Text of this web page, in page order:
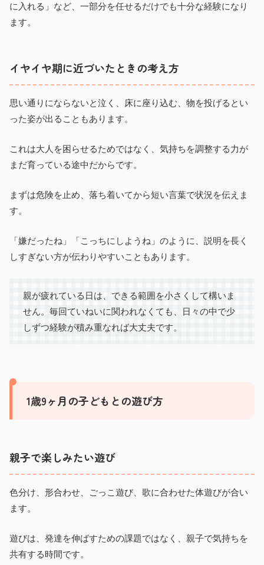
に入れる」など、一部分を任せるだけでも十分な経験になり
ます。
イヤイヤ期に近づいたときの考え方
思い通りにならないと泣く、床に座り込む、物を投げるとい
った姿が出ることもあります。
これは大人を困らせるためではなく、気持ちを調整する力が
まだ育っている途中だからです。
まずは危険を止め、落ち着いてから短い言葉で状況を伝えま
す。
「嫌だったね」「こっちにしようね」のように、説明を長く
しすぎない方が伝わりやすいこともあります。
親が疲れている日は、できる範囲を小さくして構いま
せん。毎回ていねいに関われなくても、日々の中で少
しずつ経験が積み重なれば大丈夫です。
1歳9ヶ月の子どもとの遊び方
親子で楽しみたい遊び
色分け、形合わせ、ごっこ遊び、歌に合わせた体遊びが合い
ます。
遊びは、発達を伸ばすための課題ではなく、親子で気持ちを
共有する時間です。